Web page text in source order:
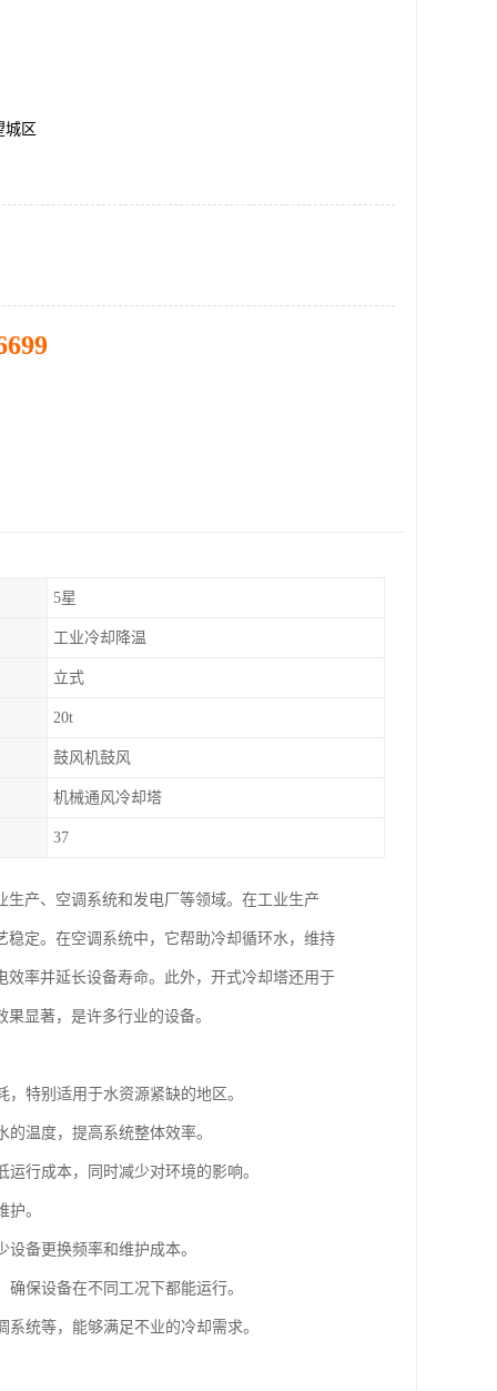
城区
5星
工业冷却降温
立式
20t
鼓风机鼓风
机械通风冷却塔
37
产、空调系统和发电厂等领域。在工业生产
定。在空调系统中，它帮助冷却循环水，维持
率并延长设备寿命。此外，开式冷却塔还用于
显著，是许多行业的设备。
特别适用于水资源紧缺的地区。
温度，提高系统整体效率。
行成本，同时减少对环境的影响。
。
备更换频率和维护成本。
保设备在不同工况下都能运行。
统等，能够满足不业的冷却需求。